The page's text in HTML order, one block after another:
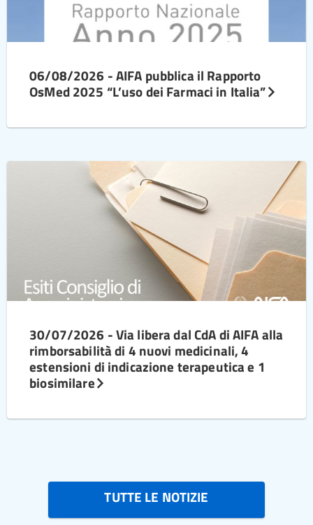
06/08/2026 - AIFA pubblica il Rapporto
OsMed 2025 “L’uso dei Farmaci in Italia”
30/07/2026 - Via libera dal CdA di AIFA alla
rimborsabilità di 4 nuovi medicinali, 4
estensioni di indicazione terapeutica e 1
biosimilare
TUTTE LE NOTIZIE